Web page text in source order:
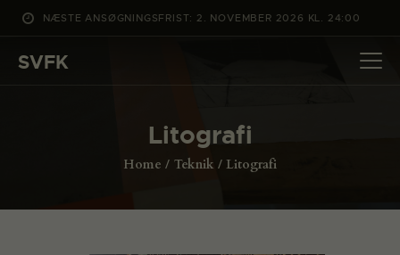
NÆSTE ANSØGNINGSFRIST: 2. NOVEMBER 2026 KL. 24:00
SVFK
Litografi
Home Teknik Litografi
DET SKER
ANSØG